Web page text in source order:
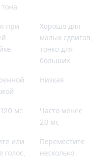
при
Хорошо для
малых сдвигов,
тонко для
больших
Низкая
мс
Часто менее
20 мс
или
голос,
Переместите
несколько